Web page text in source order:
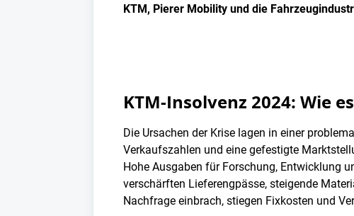
KTM, Pierer Mobility und die
KTM-Insolvenz 2024: Wie
Die Ursachen der Krise lagen in einer
Verkaufszahlen und eine gefestigte
Hohe Ausgaben für Forschung, Entwicklung
verschärften Lieferengpässe, steigende
Nachfrage einbrach, stiegen Fixkosten und